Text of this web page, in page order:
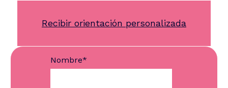
Recibir orientación personalizada
Nombre*